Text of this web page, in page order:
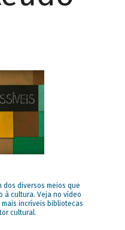
dos diversos meios que
à cultura. Veja no vídeo
incríveis bibliotecas
cultural.